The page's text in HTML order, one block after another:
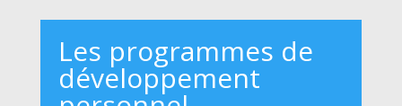
Les programmes de
développement